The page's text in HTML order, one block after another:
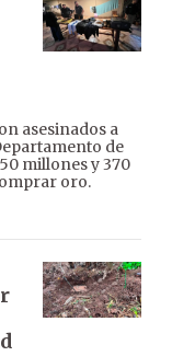
asesinados a
de
millones y 370
oro.